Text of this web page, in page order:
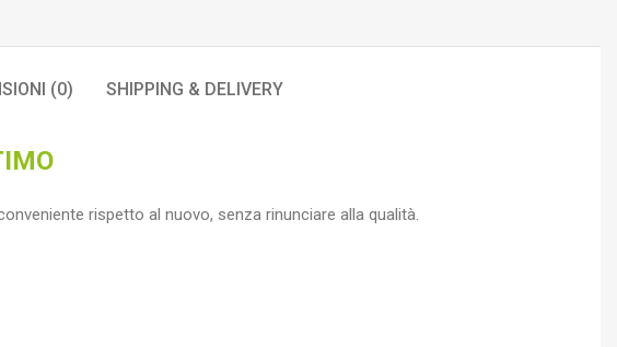
(0) SHIPPING & DELIVERY
rispetto al nuovo, senza rinunciare alla qualità.